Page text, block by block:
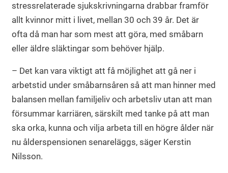
stressrelaterade sjukskrivningarna drabbar framför
allt kvinnor mitt i livet, mellan 30 och 39 år. Det är
ofta då man har som mest att göra, med småbarn
eller äldre släktingar som behöver hjälp.
– Det kan vara viktigt att få möjlighet att gå ner i
arbetstid under småbarnsåren så att man hinner med
balansen mellan familjeliv och arbetsliv utan att man
försummar karriären, särskilt med tanke på att man
ska orka, kunna och vilja arbeta till en högre ålder när
nu ålderspensionen senareläggs, säger Kerstin
Nilsson.